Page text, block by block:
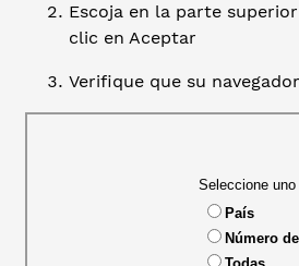
Escoja en la parte
clic en Aceptar
Verifique que su